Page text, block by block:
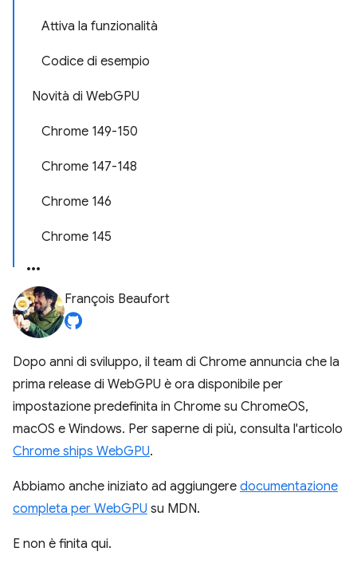
Attiva la funzionalità
Codice di esempio
Novità di WebGPU
Chrome 149-150
Chrome 147-148
Chrome 146
Chrome 145
François Beaufort
Dopo anni di sviluppo, il team di Chrome annuncia che la
prima release di WebGPU è ora disponibile per
impostazione predefinita in Chrome su ChromeOS,
macOS e Windows. Per saperne di più, consulta l'articolo
Chrome ships WebGPU.
Abbiamo anche iniziato ad aggiungere documentazione
completa per WebGPU su MDN.
E non è finita qui.